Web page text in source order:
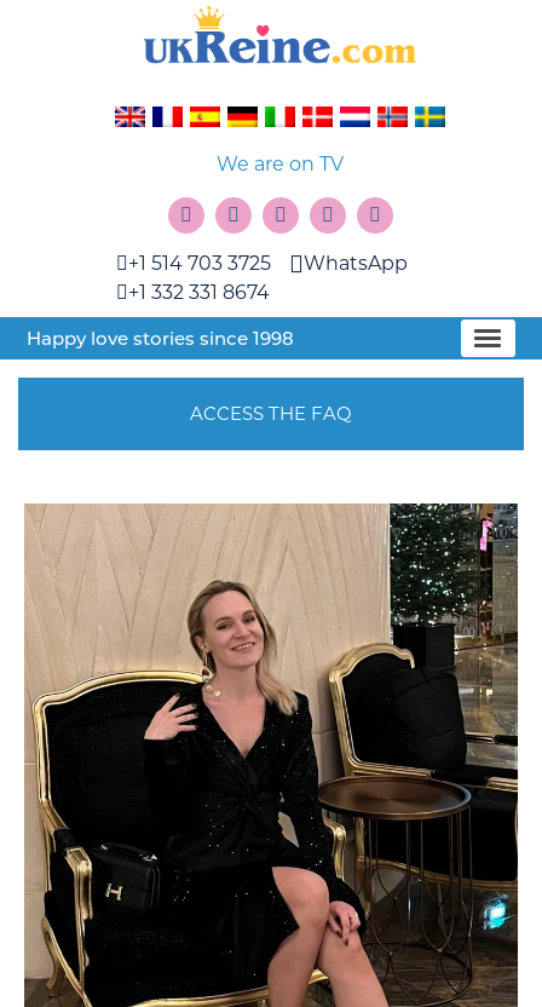
We are on TV
+1 514 703 3725
+1 332 331 8674
WhatsApp
Happy love stories since 1998
ACCESS THE FAQ